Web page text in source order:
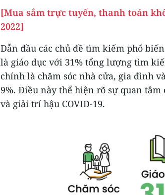
[Mua sắm trực tuyến, thanh toán
2022]
Dẫn đầu các chủ đề tìm kiếm phổ
là giáo dục với 31% tổng lượng tìm
chính là chăm sóc nhà cửa, gia đình
9%. Điều này thể hiện rõ sự quan
và giải trí hậu COVID-19.